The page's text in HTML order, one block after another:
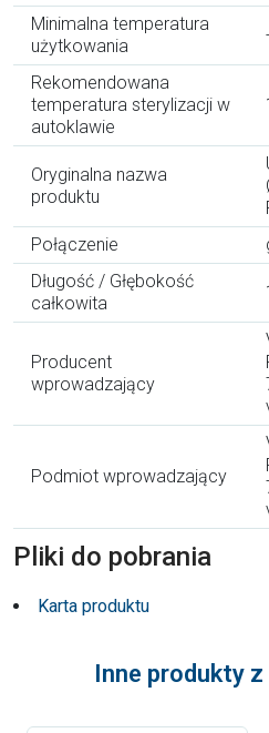
Minimalna temperatura
użytkowania
Rekomendowana
temperatura sterylizacji w
autoklawie
Oryginalna nazwa
produktu
Połączenie
Długość / Głębokość
całkowita
Producent
wprowadzający
Podmiot wprowadzający
Pliki do pobrania
Karta produktu
Inne produkty